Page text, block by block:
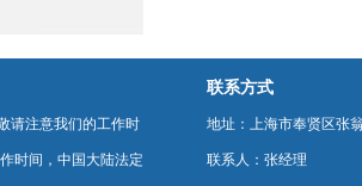
请注意我们的工作时
时间，中国大陆法定
联系方式
地址：上海市奉贤区张
联系人：张经理